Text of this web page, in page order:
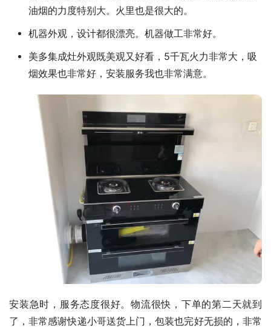
油烟的力度特别大。火里也是很大的。
机器外观，设计都很漂亮。机器做工非常好。
美多集成灶外观既美观又好看，5千瓦火力非常大，吸
烟效果也非常好，安装服务我也非常满意。
安装急时，服务态度很好。物流很快，下单的第二天就到
了，非常感谢快递小哥送货上门，包装也完好无损的，非常